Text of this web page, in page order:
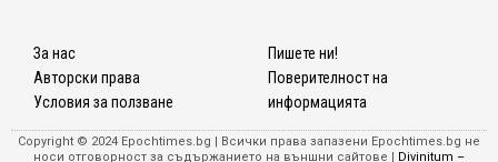
За нас
Авторски права
Условия за ползване
Пишете ни!
Поверителност на
информацията
Copyright © 2024 Epochtimes.bg | Всички права запазени Epochtimes.bg не
носи отговорност за съдържанието на външни сайтове | Divinitum –